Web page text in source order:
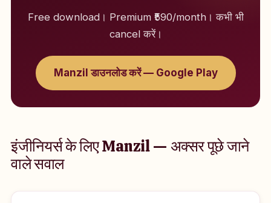
Free download। Premium ₹590/month। कभी भी
cancel करें।
Manzil डाउनलोड करें — Google Play
इंजीनियर्स के लिए Manzil — अक्सर पूछे जाने
वाले सवाल